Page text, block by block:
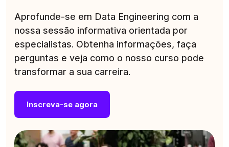
Aprofunde-se em Data Engineering com a
nossa sessão informativa orientada por
especialistas. Obtenha informações, faça
perguntas e veja como o nosso curso pode
transformar a sua carreira.
Inscreva-se agora